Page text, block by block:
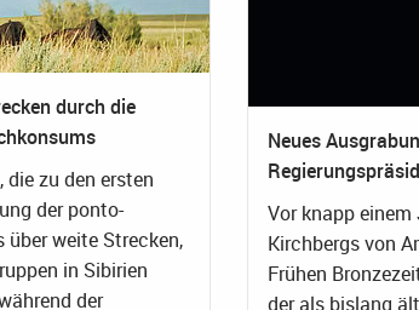
durch die
zu den ersten
der ponto-
weite Strecken,
in Sibirien
der
Neues
Vor knapp
Kirchbergs von
Frühen
der als bislang